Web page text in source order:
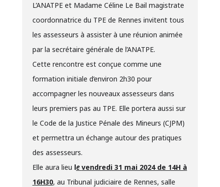
L’ANATPE et Madame Céline Le Bail magistrate
coordonnatrice du TPE de Rennes invitent tous
les assesseurs à assister à une réunion animée
par la secrétaire générale de l’ANATPE.
Cette rencontre est conçue comme une
formation initiale d’environ 2h30 pour
accompagner les nouveaux assesseurs dans
leurs premiers pas au TPE. Elle portera aussi sur
le Code de la Justice Pénale des Mineurs (CJPM)
et permettra un échange autour des pratiques
des assesseurs.
Elle aura lieu le vendredi 31 mai 2024 de 14H à
16H30, au Tribunal judiciaire de Rennes, salle